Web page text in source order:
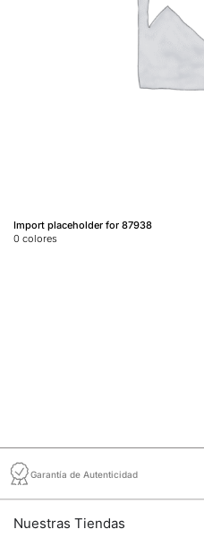
Import placeholder for 87938
0 colores
Garantía de Autenticidad
Nuestras Tiendas